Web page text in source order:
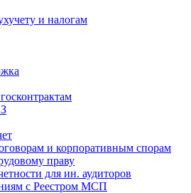
и налогам
и корпоративным спорам
праву
для ин. аудиторов
с Реестром МСП